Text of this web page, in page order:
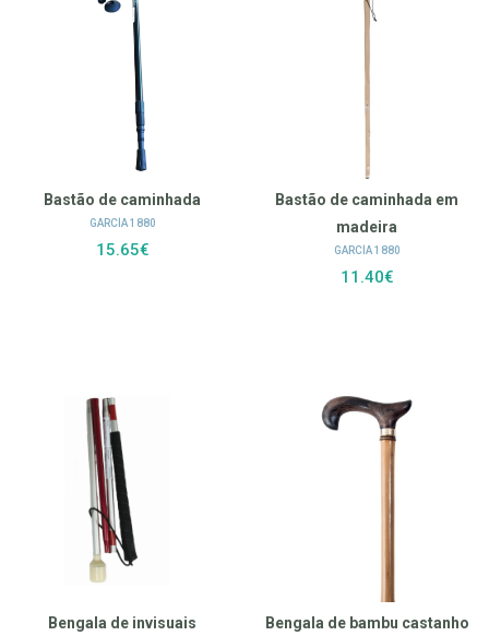
Bastão de caminhada
GARCÍA 1880
15.65€
Bastão de caminhada em
madeira
GARCÍA 1880
11.40€
Bengala de invisuais
Bengala de bambu castanho